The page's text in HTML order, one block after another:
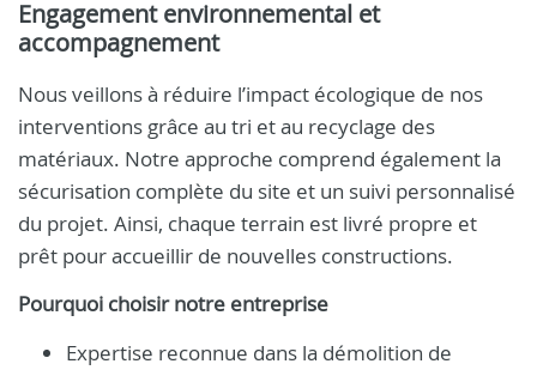
Engagement environnemental et
accompagnement
Nous veillons à réduire l’impact écologique de nos
interventions grâce au tri et au recyclage des
matériaux. Notre approche comprend également la
sécurisation complète du site et un suivi personnalisé
du projet. Ainsi, chaque terrain est livré propre et
prêt pour accueillir de nouvelles constructions.
Pourquoi choisir notre entreprise
Expertise reconnue dans la démolition de